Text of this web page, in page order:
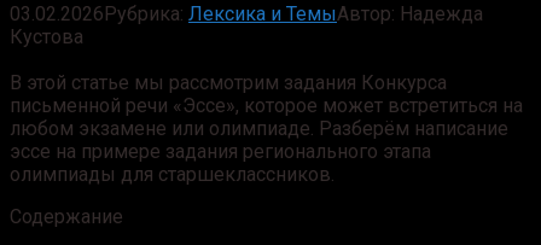
03.02.2026Рубрика: Лексика и ТемыАвтор: Надежда
Кустова
В этой статье мы рассмотрим задания Конкурса
письменной речи «Эссе», которое может встретиться на
любом экзамене или олимпиаде. Разберём написание
эссе на примере задания регионального этапа
олимпиады для старшеклассников.
Содержание